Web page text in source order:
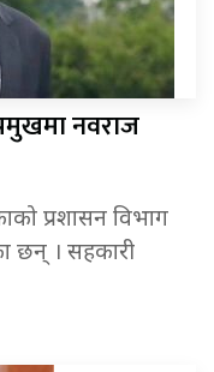
नवराज
प्रशासन विभाग
छन् । सहकारी